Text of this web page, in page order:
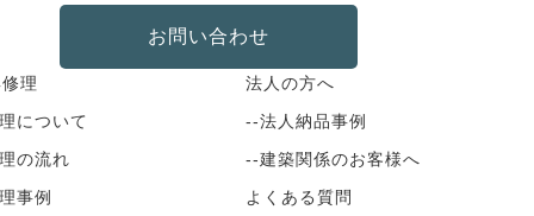
お問い合わせ
理
について
の流れ
事例
法人の方へ
--法人納品事例
--建築関係のお客様へ
よくある質問